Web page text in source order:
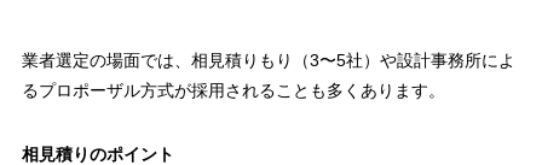
業者選定の場面では、相見積りもり（3〜5社）や設計事務所によ
るプロポーザル方式が採用されることも多くあります。
相見積りのポイント